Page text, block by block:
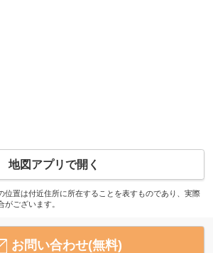
地図アプリで開く
置は付近住所に所在することを表すものであり、実際
ございます。
お問い合わせ(無料)